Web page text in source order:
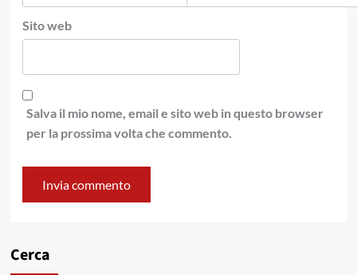
Sito web
Salva il mio nome, email e sito web in questo browser
per la prossima volta che commento.
Cerca